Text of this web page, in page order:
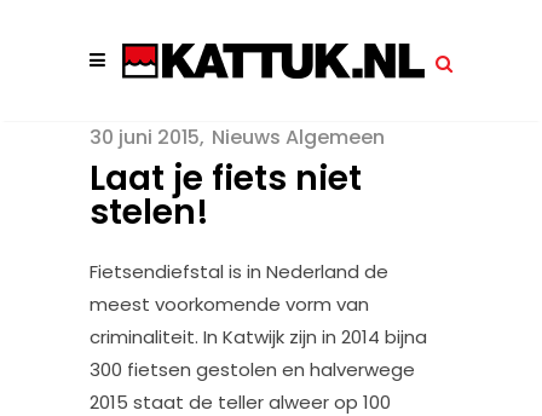
30 juni 2015 Nieuws Algemeen
Laat je fiets niet
Fietsendiefstal is in Nederland de
meest voorkomende vorm van
criminaliteit. In Katwijk zijn in 2014 bijna
300 fietsen gestolen en halverwege
2015 staat de teller alweer op 100